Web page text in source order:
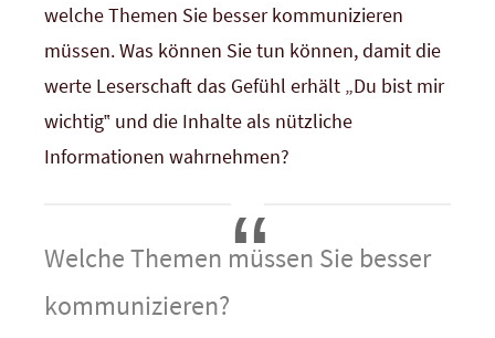
welche Themen Sie besser kommunizieren
müssen. Was können Sie tun können, damit die
werte Leserschaft das Gefühl erhält „Du bist mir
wichtig‟ und die Inhalte als nützliche
Informationen wahrnehmen?
Welche Themen müssen Sie besser
kommunizieren?